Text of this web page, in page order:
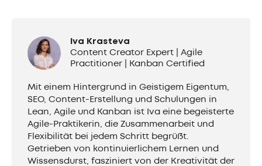
Iva Krasteva
Content Creator Expert | Agile
Practitioner | Kanban Certified
Mit einem Hintergrund in Geistigem Eigentum,
SEO, Content-Erstellung und Schulungen in
Lean, Agile und Kanban ist Iva eine begeisterte
Agile-Praktikerin, die Zusammenarbeit und
Flexibilität bei jedem Schritt begrüßt.
Getrieben von kontinuierlichem Lernen und
Wissensdurst, fasziniert von der Kreativität der